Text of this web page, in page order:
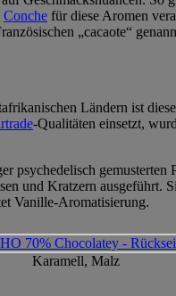
Conche für diese Aromen
„cacaote“
Ländern ist
-Qualitäten einsetzt,
psychedelisch
und Kratzern ausgeführt.
Vanille-Aromatisierung.
Karamell, Malz